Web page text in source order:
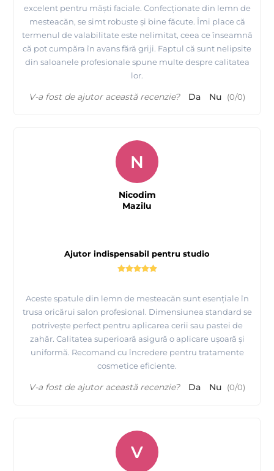
excelent pentru măști faciale. Confecționate din lemn de
mesteacăn, se simt robuste și bine făcute. Îmi place că
termenul de valabilitate este nelimitat, ceea ce înseamnă
că pot cumpăra în avans fără griji. Faptul că sunt nelipsite
din saloanele profesionale spune multe despre calitatea
lor.
V-a fost de ajutor această recenzie? Da Nu (0/0)
Ajutor indispensabil pentru studio
Aceste spatule din lemn de mesteacăn sunt esențiale în
trusa oricărui salon profesional. Dimensiunea standard se
potrivește perfect pentru aplicarea cerii sau pastei de
zahăr. Calitatea superioară asigură o aplicare ușoară și
uniformă. Recomand cu încredere pentru tratamente
cosmetice eficiente.
N
Nicodim
Mazilu
V-a fost de ajutor această recenzie? Da Nu (0/0)
V